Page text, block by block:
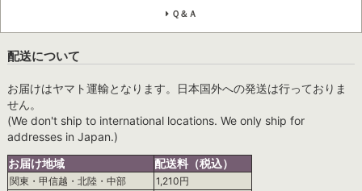
Ｑ＆Ａ
配送について
お届けはヤマト運輸となります。日本国外への発送は行っておりま
せん。
(We don't ship to international locations. We only ship for
addresses in Japan.)
お届け地域
配送料（税込）
関東・甲信越・北陸・中部
1,210円